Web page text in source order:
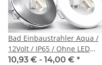
Bad Einbaustrahler Aqua /
12Volt / IP65 / Ohne LED
Leuchtmittel
10,93 € - 14,00 € *